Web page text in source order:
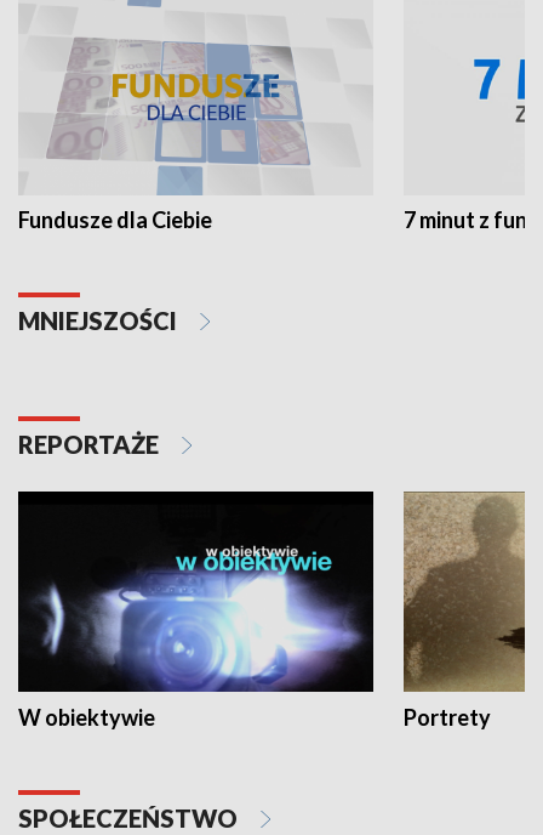
Fundusze dla Ciebie 7 minut z
MNIEJSZOŚCI
REPORTAŻE
W obiektywie Portrety
SPOŁECZEŃSTWO